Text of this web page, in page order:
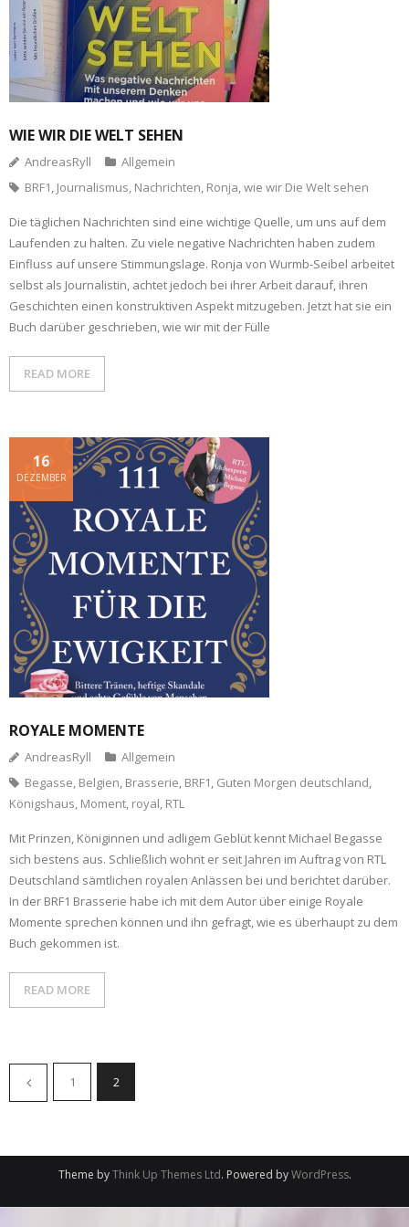
WIE WIR DIE WELT SEHEN
AndreasRyll
Allgemein
BRF1, Journalismus, Nachrichten, Ronja,wie wir Die Welt sehen
Die täglichen Nachrichten sind eine wichtige Quelle, um uns auf dem
Laufenden zu halten. Zu viele negative Nachrichten haben zudem
Einfluss auf unsere Stimmungslage. Ronja von Wurmb-Seibel arbeitet
selbst als Journalistin, achtet jedoch bei ihrer Arbeit darauf, ihren
Geschichten einen konstruktiven Aspekt mitzugeben. Jetzt hat sie ein
Buch darüber geschrieben, wie wir mit der Fülle
READ MORE
ROYALE MOMENTE
16
DEZEMBER
AndreasRyll
Allgemein
Begasse, Belgien, Brasserie, BRF1, Guten Morgen deutschland,
Königshaus, Moment, royal, RTL
Mit Prinzen, Königinnen und adligem Geblüt kennt Michael Begasse
sich bestens aus. Schließlich wohnt er seit Jahren im Auftrag von RTL
Deutschland sämtlichen royalen Anlässen bei und berichtet darüber.
In der BRF1 Brasserie habe ich mit dem Autor über einige Royale
Momente sprechen können und ihn gefragt, wie es überhaupt zu dem
Buch gekommen ist.
READ MORE
1 2
Theme byThink Up Themes Ltd. Powered byWordPress.